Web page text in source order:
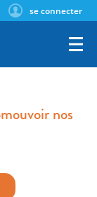
se connecter
nos